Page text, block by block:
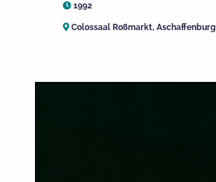
1992
Colossaal Roßmarkt, Aschaffenburg